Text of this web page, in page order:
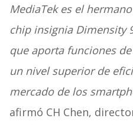
MediaTek es el
chip insignia Dimensity
que aporta funciones
un nivel superior de
mercado de los
afirmó CH Chen,